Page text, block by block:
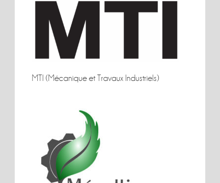
MTI (Mécanique et Travaux Industriels)
MTI (Mécanique et Travaux Industriels)